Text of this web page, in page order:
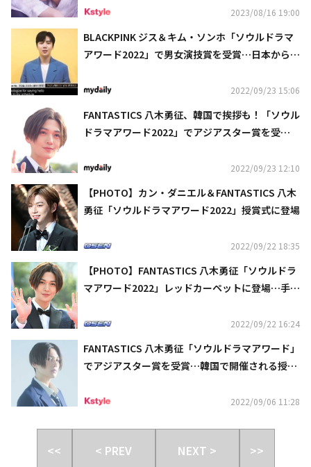
2023/08/16 19:00
BLACKPINK ジス＆キム・ソンホ「ソウルドラマ
アワード2022」で男女演技賞を受賞…日本からは
2022/09/23 15:06
FANTASTICS 八木勇征、韓国で挨拶も！「ソウル
ドラマアワード2022」でアジアスター賞を受
2022/09/23 12:10
【PHOTO】カン・ダニエル＆FANTASTICS 八木
勇征「ソウルドラマアワード2022」授賞式に登場
2022/09/22 18:35
【PHOTO】FANTASTICS 八木勇征「ソウルドラ
マアワード2022」レッドカーペットに登場…手を
2022/09/22 16:24
FANTASTICS 八木勇征「ソウルドラマアワード」
でアジアスター賞を受賞…韓国で開催される授賞
2022/09/06 11:28
<< < PREV NEXT > >>